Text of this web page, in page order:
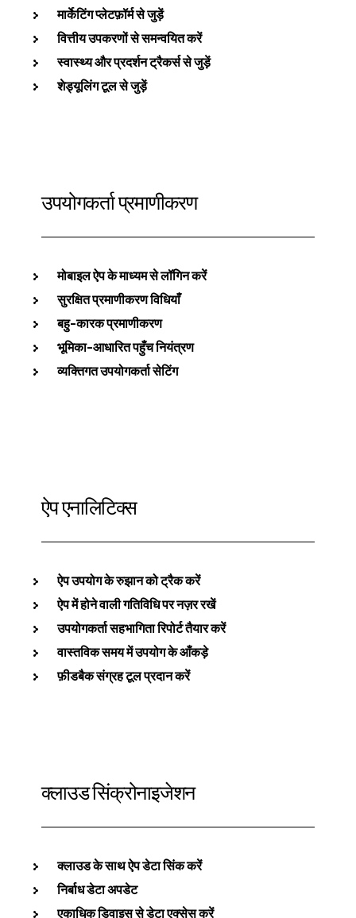
मार्केटिंग प्लेटफ़ॉर्म से जुड़ें
वित्तीय उपकरणों से समन्वयित करें
स्वास्थ्य और प्रदर्शन ट्रैकर्स से जुड़ें
शेड्यूलिंग टूल से जुड़ें
उपयोगकर्ता प्रमाणीकरण
मोबाइल ऐप के माध्यम से लॉगिन करें
सुरक्षित प्रमाणीकरण विधियाँ
बहु-कारक प्रमाणीकरण
भूमिका-आधारित पहुँच नियंत्रण
व्यक्तिगत उपयोगकर्ता सेटिंग
ऐप एनालिटिक्स
ऐप उपयोग के रुझान को ट्रैक करें
ऐप में होने वाली गतिविधि पर नज़र रखें
उपयोगकर्ता सहभागिता रिपोर्ट तैयार करें
वास्तविक समय में उपयोग के आँकड़े
फ़ीडबैक संग्रह टूल प्रदान करें
क्लाउड सिंक्रोनाइजेशन
क्लाउड के साथ ऐप डेटा सिंक करें
निर्बाध डेटा अपडेट
एकाधिक डिवाइस से डेटा एक्सेस करें